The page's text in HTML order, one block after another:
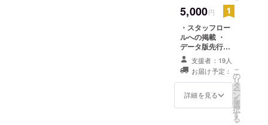
amazarashi
など。犬二
匹と猫一匹
を飼ってい
る。北海道
札幌市出
身。
▼ 略歴 ▼
5,000円
・スタッフロー
ルへの掲載 ・
データ版先行サ
ウンドトラック
・ノンクレジッ
ト版オープニン
グアニメーショ
ンムービー ・限
支援者：19人
お届け予定：
詳細を見る
こ
の
リ
タ
ー
ン
を
選
択
す
る